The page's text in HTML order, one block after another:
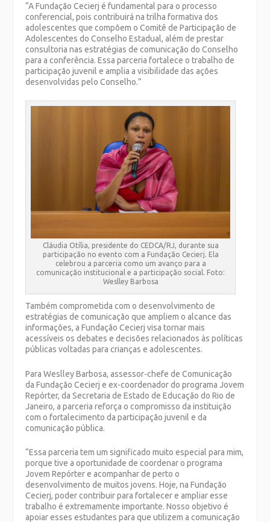
“A Fundação Cecierj é fundamental para o processo
conferencial, pois contribuirá na trilha formativa dos
adolescentes que compõem o Comitê de Participação de
Adolescentes do Conselho Estadual, além de prestar
consultoria nas estratégias de comunicação do Conselho
para a conferência. Essa parceria fortalece o trabalho de
participação juvenil e amplia a visibilidade das ações
desenvolvidas pelo Conselho.”
Cláudia Otília, presidente do CEDCA/RJ, durante sua
participação no evento com a Fundação Cecierj. Ela
celebrou a parceria como um avanço para a
comunicação institucional e a participação social. Foto:
Weslley Barbosa
Também comprometida com o desenvolvimento de
estratégias de comunicação que ampliem o alcance das
informações, a Fundação Cecierj visa tornar mais
acessíveis os debates e decisões relacionados às políticas
públicas voltadas para crianças e adolescentes.
Para Weslley Barbosa, assessor-chefe de Comunicação
da Fundação Cecierj e ex-coordenador do programa Jovem
Repórter, da Secretaria de Estado de Educação do Rio de
Janeiro, a parceria reforça o compromisso da instituição
com o fortalecimento da participação juvenil e da
comunicação pública.
“Essa parceria tem um significado muito especial para mim,
porque tive a oportunidade de coordenar o programa
Jovem Repórter e acompanhar de perto o
desenvolvimento de muitos jovens. Hoje, na Fundação
Cecierj, poder contribuir para fortalecer e ampliar esse
trabalho é extremamente importante. Nosso objetivo é
apoiar esses estudantes para que utilizem a comunicação